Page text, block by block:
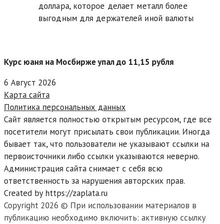
доллара, которое делает металл более
выгодным для держателей иной валюты
Курс юаня на Мосбирже упал до 11,15 рубля
6 Август 2026
Карта сайта
Политика персональных данных
Сайт является полностью открытым ресурсом, где все
посетители могут присылать свои публикации. Иногда
бывает так, что пользователи не указывают ссылки на
первоисточники либо ссылки указываются неверно.
Администрация сайта снимает с себя всю
ответственность за нарушения авторских прав.
Created by https://zaplata.ru
Copyright 2026 © При использовании материалов в
публикацию необходимо включить: активную ссылку